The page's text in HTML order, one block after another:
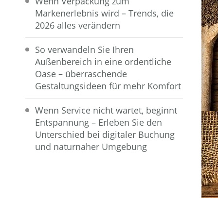
Markenerlebnis wird – Trends, die
2026 alles verändern
So verwandeln Sie Ihren
Außenbereich in eine ordentliche
Oase – überraschende
Gestaltungsideen für mehr Komfort
Wenn Service nicht wartet, beginnt
Entspannung – Erleben Sie den
Unterschied bei digitaler Buchung
und naturnaher Umgebung